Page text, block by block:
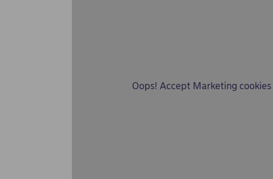
Oops! Accept Marketing cookies